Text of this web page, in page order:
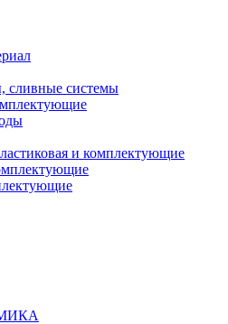
системы
и комплектующие